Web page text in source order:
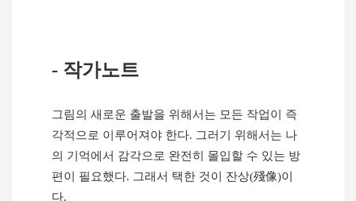
- 작가노트
그림의 새로운 출발을 위해서는 모든 작업이 즉
각적으로 이루어져야 한다. 그러기 위해서는 나
의 기억에서 감각으로 완전히 몰입할 수 있는 방
편이 필요했다. 그래서 택한 것이 잔상(殘像)이
다.